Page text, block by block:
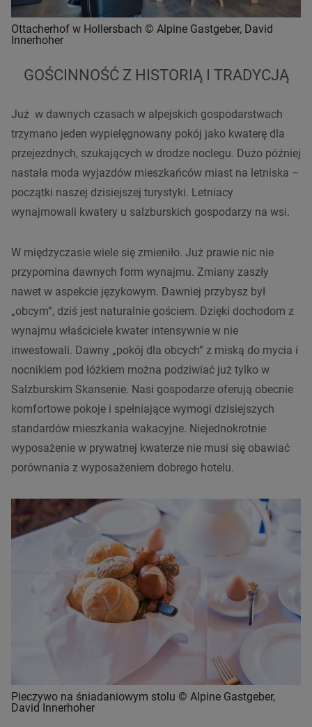
Ottacherhof w Hollersbach © Alpine Gastgeber, David
Innerhoher
GOŚCINNOŚĆ Z HISTORIĄ I TRADYCJĄ
Już w dawnych czasach w alpejskich gospodarstwach
trzymano jeden wypielęgnowany pokój jako kwaterę dla
przejezdnych, szukających w drodze noclegu. Dużo później
nastała moda wyjazdów mieszkańców miast na letniska –
początki naszej dzisiejszej turystyki. Letniacy
wynajmowali kwatery u salzburskich gospodarzy na wsi.
W międzyczasie wiele się zmieniło. Już prawie nic nie
przypomina dawnych form wynajmu. Zmiany zaszły
nawet w aspekcie językowym. Dawniej przybysz był
„obcym”, dziś jest naturalnie gościem. Dzięki dochodom z
wynajmu właściciele kwater intensywnie w nie
inwestowali. Dawny „pokój dla obcych” z miską do mycia i
nocnikiem pod łóżkiem można podziwiać już tylko w
Salzburskim Skansenie. Nasi gospodarze oferują obecnie
komfortowe pokoje i spełniające wymogi dzisiejszych
standardów mieszkania wakacyjne. Niejednokrotnie
wyposażenie w prywatnej kwaterze nie musi się obawiać
porównania z wyposażeniem dobrego hotelu.
Pieczywo na śniadaniowym stolu © Alpine Gastgeber,
David Innerhoher